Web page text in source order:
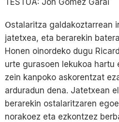
Ostalaritza galdakoztarrean
jatetxea, eta berarekin
Honen oinordeko dugu
urte gurasoen lekukoa
zein kanpoko askorentzat
arduradun dena. Jatetxean
berarekin ostalaritzaren
norakoez eta ezkontzez